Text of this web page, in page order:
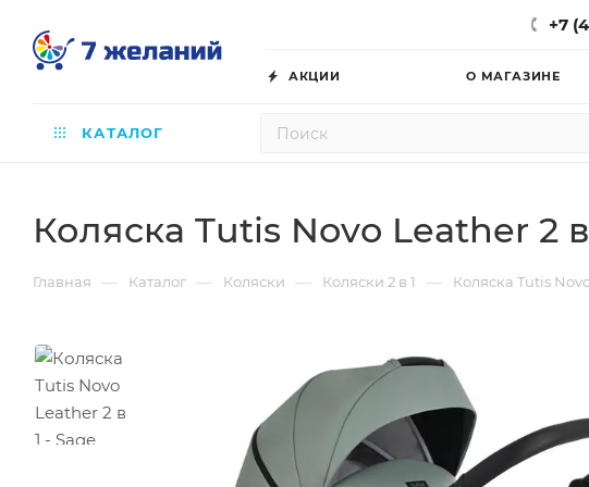
+7
АКЦИИ О МАГАЗИНЕ
КАТАЛОГ
Коляска Tutis Novo Leather 2
Главная — Каталог — Коляски — Коляски 2 в 1 — Коляска Tutis